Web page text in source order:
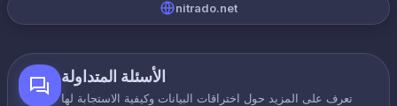
nitrado.net
الأسئلة المتداولة
تعرف على المزيد حول اختراقات البيانات وكيفية الاستجابة لها